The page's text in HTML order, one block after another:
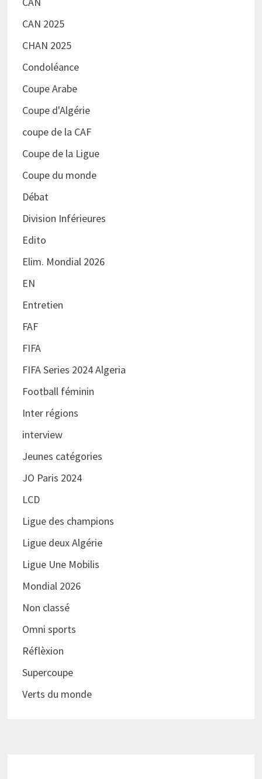
CAN 2025
CHAN 2025
Condoléance
Coupe Arabe
Coupe d'Algérie
coupe de la CAF
Coupe de la Ligue
Coupe du monde
Débat
Division Inférieures
Edito
Elim. Mondial 2026
EN
Entretien
FAF
FIFA
FIFA Series 2024 Algeria
Football féminin
Inter régions
interview
Jeunes catégories
JO Paris 2024
LCD
Ligue des champions
Ligue deux Algérie
Ligue Une Mobilis
Mondial 2026
Non classé
Omni sports
Réflèxion
Supercoupe
Verts du monde